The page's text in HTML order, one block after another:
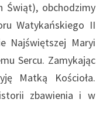
Świąt), obchodzimy
Watykańskiego II
Najświętszej Maryi
Sercu. Zamykając
Matką Kościoła.
zbawienia i w